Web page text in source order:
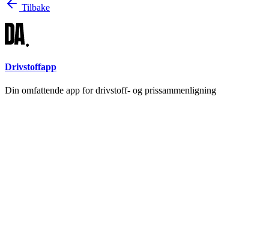
Tilbake
Drivstoffapp
Din omfattende app for drivstoff- og prissammenligning